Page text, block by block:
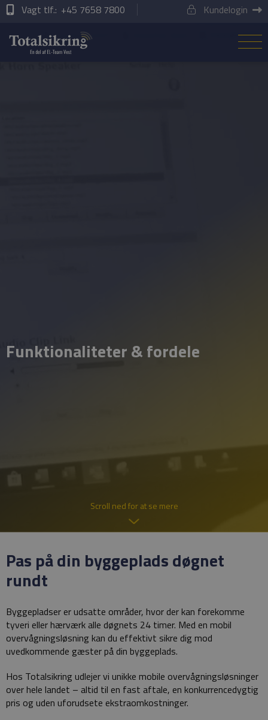
Vagt tlf.: +45 7658 7800 Kundelogin
Funktionaliteter & fordele
Scroll ned for at se mere
Pas på din byggeplads døgnet
rundt
Byggepladser er udsatte områder, hvor der kan forekomme
tyveri eller hærværk alle døgnets 24 timer. Med en mobil
overvågningsløsning kan du effektivt sikre dig mod
uvedkommende gæster på din byggeplads.
Hos Totalsikring udlejer vi unikke mobile overvågningsløsninger
over hele landet – altid til en fast aftale, en konkurrencedygtig
pris og uden uforudsete ekstraomkostninger.